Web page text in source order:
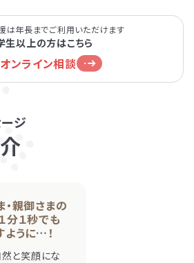
LITALICO発達ナビ
は年長までご利用いただけます
生以上の方はこちら
ンライン相談
ジ
・親御さまの
分１秒でも
ように…！
然と笑顔にな